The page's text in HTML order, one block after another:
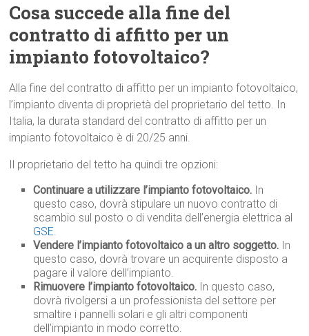
Cosa succede alla fine del
contratto di affitto per un
impianto fotovoltaico?
Alla fine del contratto di affitto per un impianto fotovoltaico,
l’impianto diventa di proprietà del proprietario del tetto. In
Italia, la durata standard del contratto di affitto per un
impianto fotovoltaico è di 20/25 anni.
Il proprietario del tetto ha quindi tre opzioni:
Continuare a utilizzare l’impianto fotovoltaico. In
questo caso, dovrà stipulare un nuovo contratto di
scambio sul posto o di vendita dell’energia elettrica al
GSE.
Vendere l’impianto fotovoltaico a un altro soggetto. In
questo caso, dovrà trovare un acquirente disposto a
pagare il valore dell’impianto.
Rimuovere l’impianto fotovoltaico. In questo caso,
dovrà rivolgersi a un professionista del settore per
smaltire i pannelli solari e gli altri componenti
dell’impianto in modo corretto.